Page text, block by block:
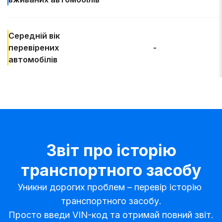
Середній вік
перевірених
автомобілів
-
Звіт про історію
транспортного засобу
Уникни дорогих проблем – перевір історію
транспортного засобу.
Просто введи VIN-код та отримай повний звіт.